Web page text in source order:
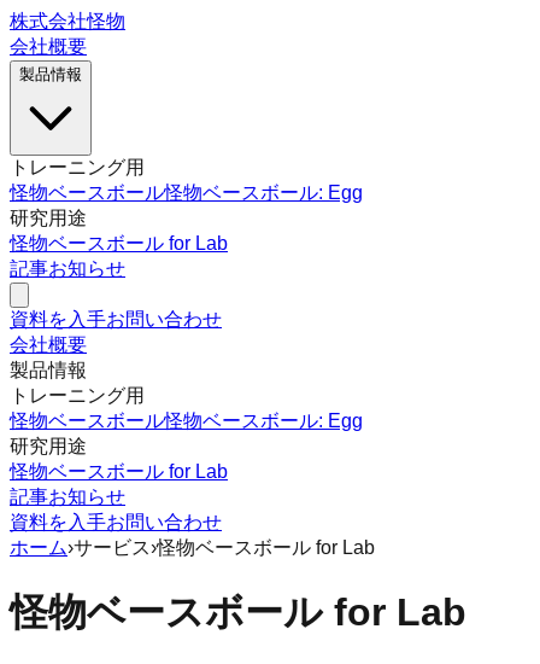
株式会社怪物
会社概要
製品情報
トレーニング用
怪物ベースボール怪物ベースボール: Egg
研究用途
怪物ベースボール for Lab
記事お知らせ
資料を入手お問い合わせ
会社概要
製品情報
トレーニング用
怪物ベースボール怪物ベースボール: Egg
研究用途
怪物ベースボール for Lab
記事お知らせ
資料を入手お問い合わせ
ホーム›サービス›怪物ベースボール for Lab
怪物ベースボール for Lab